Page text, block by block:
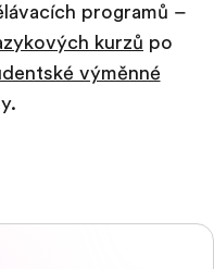
programů –
kurzů po
výměnné